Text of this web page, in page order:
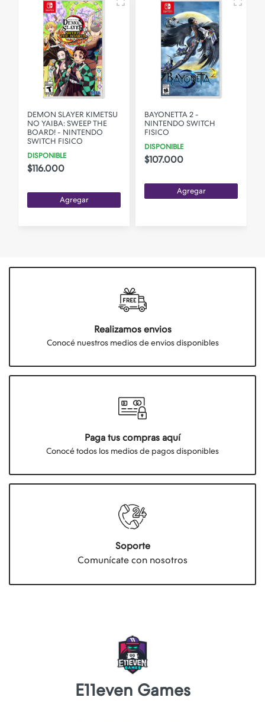
DEMON SLAYER KIMETSU
NO YAIBA: SWEEP THE
BOARD! - NINTENDO
SWITCH FISICO
DISPONIBLE
$116.000
Agregar
BAYONETTA 2 -
NINTENDO SWITCH
FISICO
DISPONIBLE
$107.000
Agregar
Realizamos envios
Conocé nuestros medios de envios disponibles
Paga tus compras aquí
Conocé todos los medios de pagos disponibles
Soporte
Comunícate con nosotros
E11even Games